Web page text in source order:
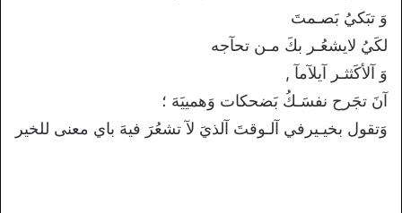
وَ تبَكيُ بَصـمتَ
لكَيُ لايشعُـر بكَ مـن تحآجه
وَ آلأكَثثـر آيلآمآ ,
آنَ تجَرح نفسَـكُ بَضحكات وَهمييَهَ ؛
وَتقول بخيـيرفي آلـوقتَ آلذيَ لآ تشعُرَ فيهَ باي معنى للخير